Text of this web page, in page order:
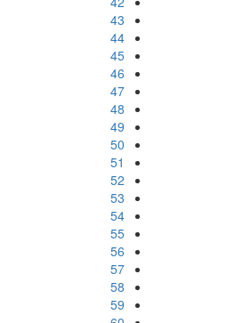
43
44
45
46
47
48
49
50
51
52
53
54
55
56
57
58
59